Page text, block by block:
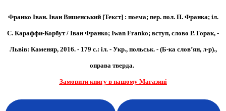
Франко Іван. Іван Вишенський [Текст] : поема; пер. пол. П. Франка; іл.
С. Караффи-Корбут / Іван Франко; Iwan Franko; вступ, слово Р. Горак, -
Львів: Каменяр, 2016. - 179 с.: іл. - Укр., польськ. - (Б-ка слов’ян, л-р).,
оправа тверда.
Замовити книгу в нашому Магазині